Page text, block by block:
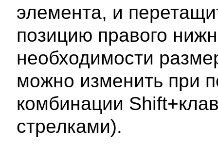
элемента, и
позицию правого
необходимости
можно изменить при
комбинации
стрелками).